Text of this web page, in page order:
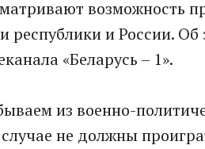
возможность
республики и России. Об
«Беларусь – 1».
из военно-
не должны